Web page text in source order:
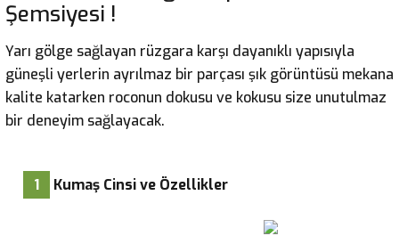
Şemsiyesi !
Yarı gölge sağlayan rüzgara karşı dayanıklı yapısıyla
güneşli yerlerin ayrılmaz bir parçası şık görüntüsü mekana
kalite katarken roconun dokusu ve kokusu size unutulmaz
bir deneyim sağlayacak.
1 Kumaş Cinsi ve Özellikler